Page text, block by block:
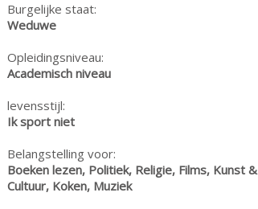
Burgelijke staat:
Weduwe
Opleidingsniveau:
Academisch niveau
levensstijl:
Ik sport niet
Belangstelling voor:
Boeken lezen, Politiek, Religie, Films, Kunst &
Cultuur, Koken, Muziek